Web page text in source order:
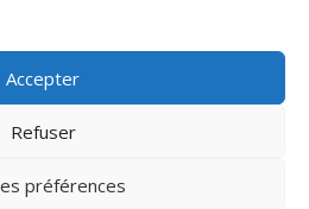
Accepter
Refuser
préférences